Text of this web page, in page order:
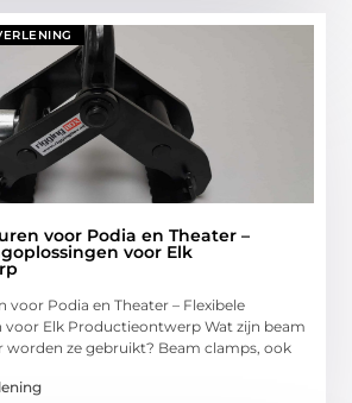
voor Podia en Theater –
voor Elk
voor Podia en Theater – Flexibele
voor Elk Productieontwerp Wat zijn beam
worden ze gebruikt? Beam clamps, ook